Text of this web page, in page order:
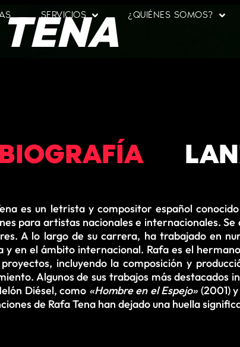
SERVICIOS ¿QUIÉNES SOMOS?
es un letrista y compositor español
para artistas nacionales e internacionales.
A lo largo de su carrera, ha trabajado en
y en el ámbito internacional. Rafa es el
incluyendo la composición y
Algunos de sus trabajos más destacados
Diésel, como «Hombre en el Espejo» (2001) y
de Rafa Tena han dejado una huella